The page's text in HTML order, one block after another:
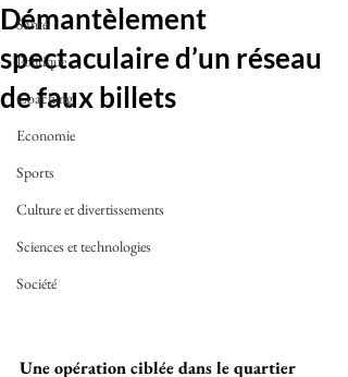
Santé
Politique
Coaching
Economie
Sports
Culture et divertissements
Sciences et technologies
Société
Démantèlement
spectaculaire d’un réseau
de faux billets
Une opération ciblée dans le quartier